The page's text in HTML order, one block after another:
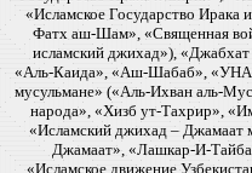
«Исламское Государство
Фатх аш-Шам», «Священная
исламский джихад»),
«Аль-Каида», «Аш-Шабаб»,
мусульмане» («Аль-Ихван аль-
народа», «Хизб ут-Тахрир»,
«Исламский джихад – Джамаат
Джамаат», «Лашкар-И-
«Исламское движение